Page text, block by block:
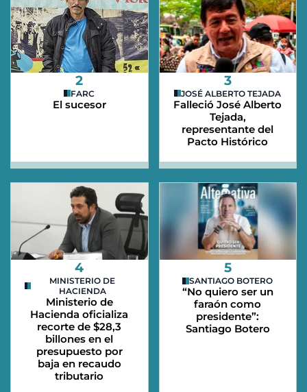
2
FARC
El sucesor
3
JOSÉ ALBERTO TEJADA
Falleció José Alberto
Tejada,
representante del
Pacto Histórico
4
MINISTERIO DE
HACIENDA
Ministerio de
Hacienda oficializa
recorte de $28,3
billones en el
presupuesto por
baja en recaudo
tributario
5
SANTIAGO BOTERO
“No quiero ser un
faraón como
presidente”:
Santiago Botero